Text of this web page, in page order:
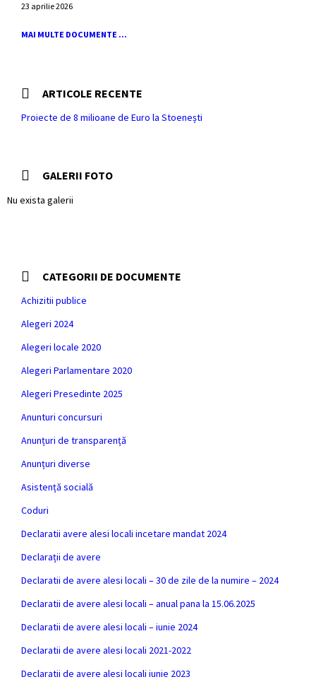
23 aprilie 2026
MAI MULTE DOCUMENTE ...
ARTICOLE RECENTE
Proiecte de 8 milioane de Euro la Stoenești
GALERII FOTO
Nu exista galerii
CATEGORII DE DOCUMENTE
Achizitii publice
Alegeri 2024
Alegeri locale 2020
Alegeri Parlamentare 2020
Alegeri Presedinte 2025
Anunturi concursuri
Anunțuri de transparență
Anunțuri diverse
Asistență socială
Coduri
Declaratii avere alesi locali incetare mandat 2024
Declarații de avere
Declaratii de avere alesi locali – 30 de zile de la numire – 2024
Declaratii de avere alesi locali – anual pana la 15.06.2025
Declaratii de avere alesi locali – iunie 2024
Declaratii de avere alesi locali 2021-2022
Declaratii de avere alesi locali iunie 2023